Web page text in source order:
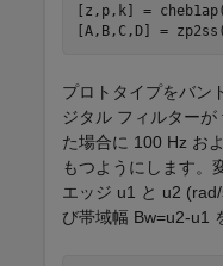
[z,p,k] =
[A,B,C,D] =
プロトタイプをバン
ジタル フィルターが
た場合に 100 Hz お
もつようにします。
エッジ u1 と u2
び帯域幅 Bw=u2-u1